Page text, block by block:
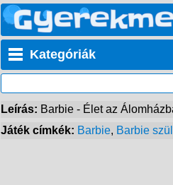
Kategóriák
Leírás: Barbie - Élet az
Játék címkék: Barbie, Barbie